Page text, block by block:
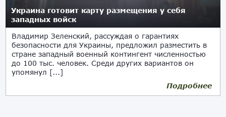
Украина готовит карту размещения у себя
западных войск
Владимир Зеленский, рассуждая о гарантиях
безопасности для Украины, предложил разместить в
стране западный военный контингент численностью
до 100 тыс. человек. Среди других вариантов он
упомянул [...]
Подробнее